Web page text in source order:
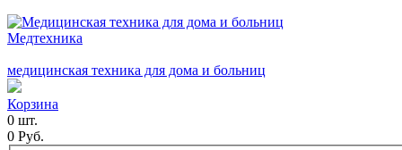
Медтехника
медицинская техника для дома и больниц
Корзина
0 шт.
0 Руб.